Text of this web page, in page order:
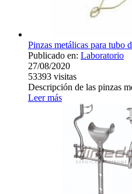
Pinzas metálicas para tubo
Publicado en: Laboratorio
27/08/2020
53393 visitas
Descripción de las pinzas
Leer más